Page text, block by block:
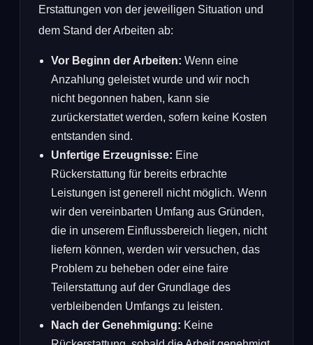
Erstattungen von der jeweiligen Situation und
dem Stand der Arbeiten ab:
Vor Beginn der Arbeiten: Wenn eine
Anzahlung geleistet wurde und wir noch
nicht begonnen haben, kann sie
zurückerstattet werden, sofern keine Kosten
entstanden sind.
Unfertige Erzeugnisse: Eine
Rückerstattung für bereits erbrachte
Leistungen ist generell nicht möglich. Wenn
wir den vereinbarten Umfang aus Gründen,
die in unserem Einflussbereich liegen, nicht
liefern können, werden wir versuchen, das
Problem zu beheben oder eine faire
Teilerstattung auf der Grundlage des
verbleibenden Umfangs zu leisten.
Nach der Genehmigung: Keine